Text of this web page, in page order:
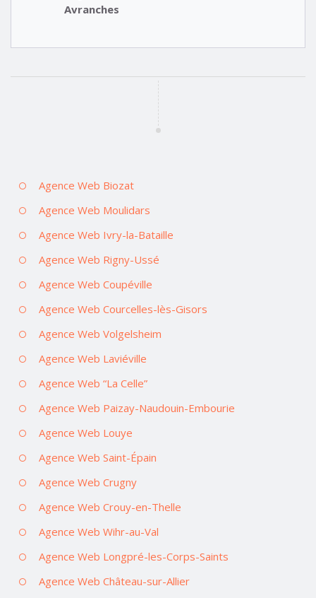
Avranches
Agence Web Biozat
Agence Web Moulidars
Agence Web Ivry-la-Bataille
Agence Web Rigny-Ussé
Agence Web Coupéville
Agence Web Courcelles-lès-Gisors
Agence Web Volgelsheim
Agence Web Laviéville
Agence Web “La Celle”
Agence Web Paizay-Naudouin-Embourie
Agence Web Louye
Agence Web Saint-Épain
Agence Web Crugny
Agence Web Crouy-en-Thelle
Agence Web Wihr-au-Val
Agence Web Longpré-les-Corps-Saints
Agence Web Château-sur-Allier